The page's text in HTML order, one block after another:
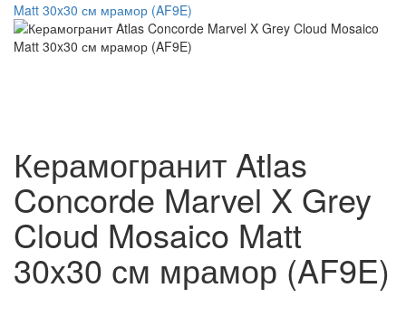
Керамогранит Atlas
Concorde Marvel X Grey
Cloud Mosaico Matt
30x30 см мрамор (AF9E)